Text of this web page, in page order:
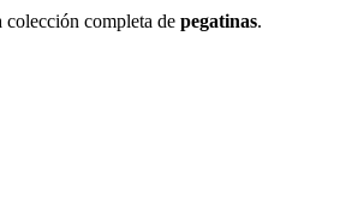
colección completa de pegatinas.